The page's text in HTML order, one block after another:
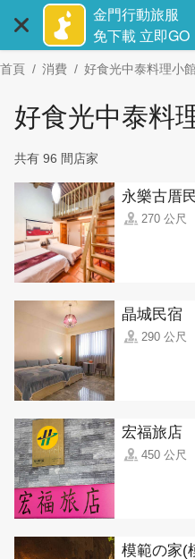
主
要
金門行動旅服
免下載 立即GO
首頁 消費 好食光中泰料理小
好食光中泰料
共有 96 間店家
永樂古厝
270 公尺
晶城民宿
290 公尺
宏福旅店
450 公尺
模範の家(